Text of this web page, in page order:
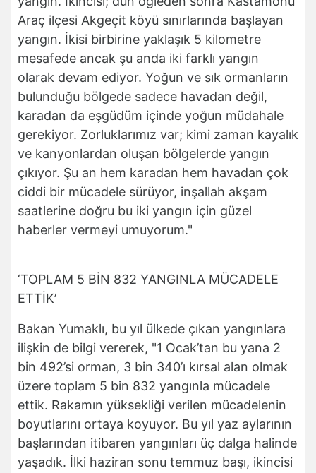
Araç ilçesi Akgeçit köyü sınırlarında başlayan
yangın. İkisi birbirine yaklaşık 5 kilometre
mesafede ancak şu anda iki farklı yangın
olarak devam ediyor. Yoğun ve sık ormanların
bulunduğu bölgede sadece havadan değil,
karadan da eşgüdüm içinde yoğun müdahale
gerekiyor. Zorluklarımız var; kimi zaman kayalık
ve kanyonlardan oluşan bölgelerde yangın
çıkıyor. Şu an hem karadan hem havadan çok
ciddi bir mücadele sürüyor, inşallah akşam
saatlerine doğru bu iki yangın için güzel
haberler vermeyi umuyorum."
‘TOPLAM 5 BİN 832 YANGINLA MÜCADELE
ETTİK’
Bakan Yumaklı, bu yıl ülkede çıkan yangınlara
ilişkin de bilgi vererek, "1 Ocak’tan bu yana 2
bin 492’si orman, 3 bin 340’ı kırsal alan olmak
üzere toplam 5 bin 832 yangınla mücadele
ettik. Rakamın yüksekliği verilen mücadelenin
boyutlarını ortaya koyuyor. Bu yıl yaz aylarının
başlarından itibaren yangınları üç dalga halinde
yaşadık. İlki haziran sonu temmuz başı, ikincisi